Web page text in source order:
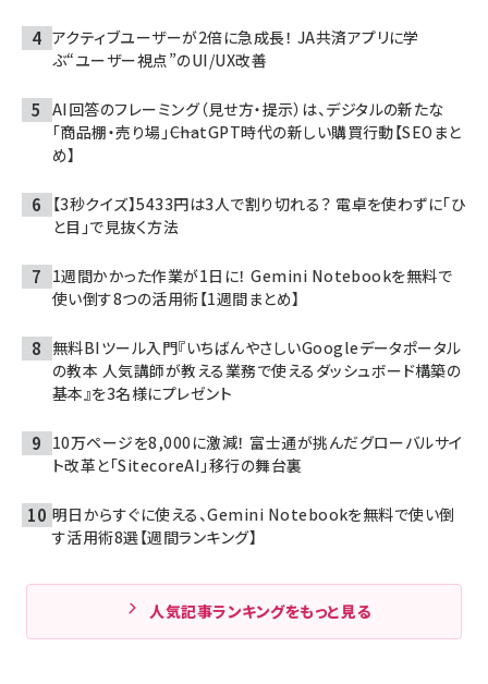
アクティブユーザーが2倍に急成長！ JA共済アプリに学
ぶ“ユーザー視点”のUI/UX改善
AI回答のフレーミング（見せ方・提示）は、デジタルの新たな
「商品棚・売り場」――ChatGPT時代の新しい購買行動【SEOまと
め】
【3秒クイズ】5433円は3人で割り切れる？ 電卓を使わずに「ひ
と目」で見抜く方法
1週間かかった作業が1日に！ Gemini Notebookを無料で
使い倒す8つの活用術【1週間まとめ】
無料BIツール入門『いちばんやさしいGoogleデータポータル
の教本 人気講師が教える業務で使えるダッシュボード構築の
基本』を3名様にプレゼント
10万ページを8,000に激減！ 富士通が挑んだグローバルサイ
ト改革と「SitecoreAI」移行の舞台裏
明日からすぐに使える、Gemini Notebookを無料で使い倒
す活用術8選【週間ランキング】
人気記事ランキングをもっと見る